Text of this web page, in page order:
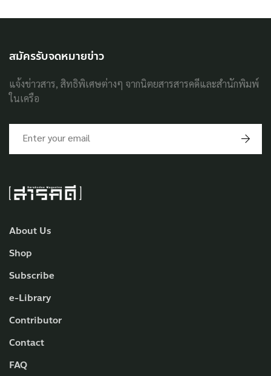
About Us
Shop
Subscribe
e-Library
Contributor
Contact
FAQ
สมัครรับจดหมายข่าว
แจ้งข่าวสาร, สิทธิพิเศษต่างๆ จากนิตยสารสารคดีและสำนักพิมพ์
ในเครือ